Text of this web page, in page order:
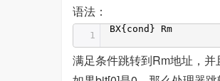
语法：
1
BX{cond} Rm
满足条件跳转到Rm地址，并